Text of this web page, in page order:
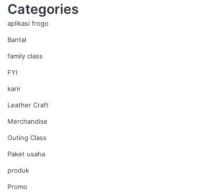
Categories
aplikasi frogo
Bantal
family class
FYI
karir
Leather Craft
Merchandise
Outing Class
Paket usaha
produk
Promo